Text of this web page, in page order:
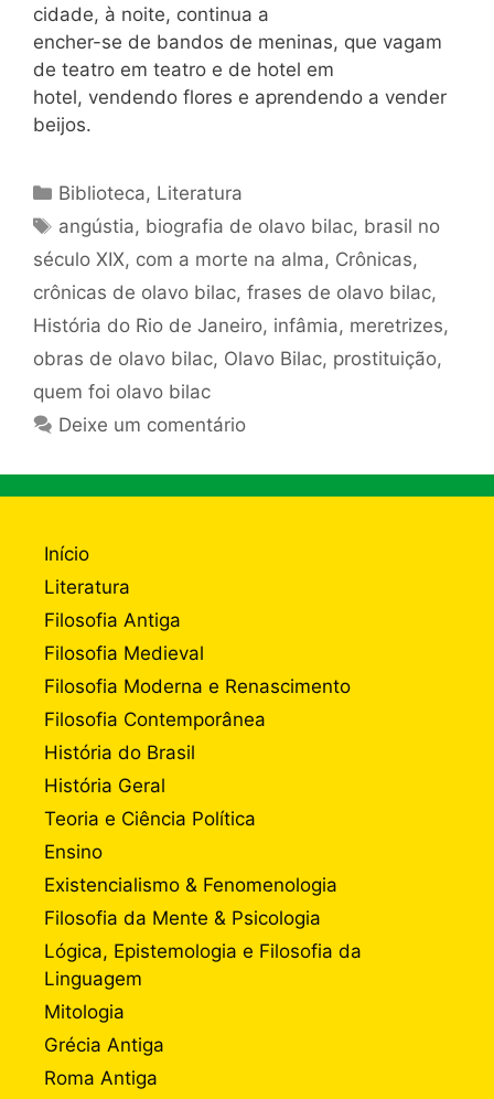
cidade, à noite, continua a
encher-se de bandos de meninas, que vagam
de teatro em teatro e de hotel em
hotel, vendendo flores e aprendendo a vender
beijos.
Categorias
Biblioteca, Literatura
Tags
angústia, biografia de olavo bilac, brasil no
século XIX, com a morte na alma, Crônicas,
crônicas de olavo bilac, frases de olavo bilac,
História do Rio de Janeiro, infâmia, meretrizes,
obras de olavo bilac, Olavo Bilac, prostituição,
quem foi olavo bilac
Deixe um comentário
Início
Literatura
Filosofia Antiga
Filosofia Medieval
Filosofia Moderna e Renascimento
Filosofia Contemporânea
História do Brasil
História Geral
Teoria e Ciência Política
Ensino
Existencialismo & Fenomenologia
Filosofia da Mente & Psicologia
Lógica, Epistemologia e Filosofia da
Linguagem
Mitologia
Grécia Antiga
Roma Antiga